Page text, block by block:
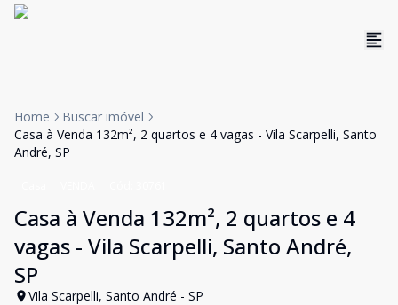
Home
Buscar imóvel
Casa à Venda 132m², 2 quartos e 4 vagas - Vila Scarpelli, Santo
André, SP
Casa à Venda 132m², 2 quartos e 4
vagas - Vila Scarpelli, Santo André,
SP
Vila Scarpelli, Santo André - SP